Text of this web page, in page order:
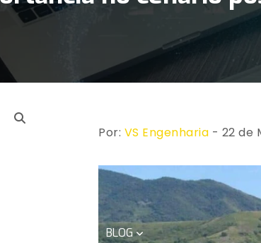
BLOG
Por: VS Engenharia - 22 de